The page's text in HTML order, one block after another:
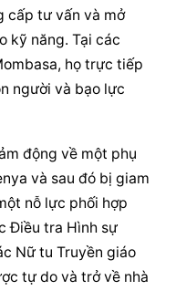
cấp tư vấn và mở
kỹ năng. Tại các
họ trực tiếp
người và bạo lực
động về một phụ
và sau đó bị giam
nỗ lực phối hợp
Điều tra Hình sự
Nữ tu Truyền giáo
tự do và trở về nhà